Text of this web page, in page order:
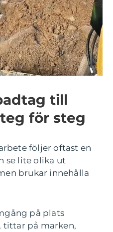
till
för steg
följer oftast en
se lite olika ut
brukar innehålla
på plats
tittar på marken,